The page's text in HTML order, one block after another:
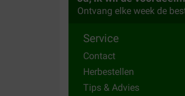
Ontvang elke week de
Service
Contact
Herbestellen
Tips & Advies